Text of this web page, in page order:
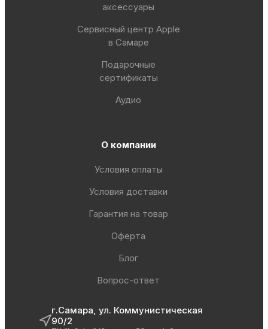
аксессуары
Сервисный центр Apple
в Самаре
Подарочные
сертификаты
Аудио
О компании
Условия оплаты
Условия доставки
Гарантия на товар
Оферта
Блог
Вопрос-ответ
г.Самара, ул. Коммунистическая
90/2